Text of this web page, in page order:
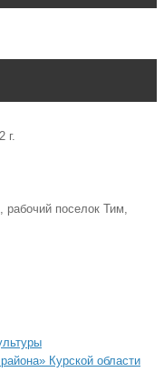
г.
рабочий поселок Тим,
Курской области